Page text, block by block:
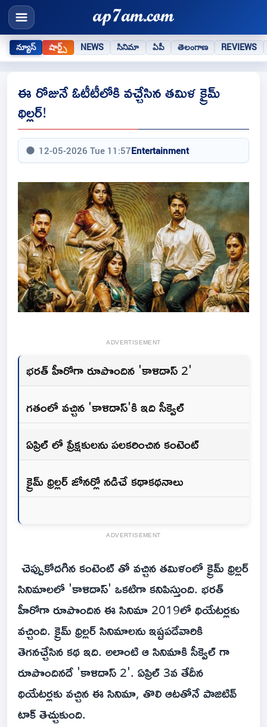
న్యూస్ షార్ట్స్ NEWS సినిమా ఏపీ తెలంగాణ REVIEWS
ఈ రోజునే ఓటీటీలోకి వచ్చేసిన తమిళ క్రైమ్
థిల్లర్!
12-05-2026 Tue 11:57Entertainment
ADVERTISEMENT
భరత్ హీరోగా రూపొందిన 'కాళిదాస్ 2'
గతంలో వచ్చిన 'కాళిదాస్'కి ఇది సీక్వెల్
ఏప్రిల్ లో ప్రేక్షకులను పలకరించిన కంటెంట్
క్రైమ్ థ్రిల్లర్ జోనర్లో నడిచే కథాకథనాలు
ADVERTISEMENT
చెప్పుకోదగిన కంటెంట్ తో వచ్చిన తమిళంలో క్రైమ్ థ్రిల్లర్
సినిమాలలో 'కాళిదాస్' ఒకటిగా కనిపిస్తుంది. భరత్
హీరోగా రూపొందిన ఈ సినిమా 2019లో థియేటర్లకు
వచ్చింది. క్రైమ్ థ్రిల్లర్ సినిమాలను ఇష్టపడేవారికి
తెగనచ్చేసిన కథ ఇది. అలాంటి ఆ సినిమాకి సీక్వెల్ గా
రూపొందినదే 'కాళిదాస్ 2'. ఏప్రిల్ 3వ తేదీన
థియేటర్లకు వచ్చిన ఈ సినిమా, తొలి ఆటతోనే పాజిటివ్
టాక్ తెచ్చుకుంది.